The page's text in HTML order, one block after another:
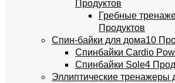
Продуктов
Гребные
Продуктов
Спин-байки для дома10
Спинбайки Cardio
Спинбайки Sole4
Эллиптические